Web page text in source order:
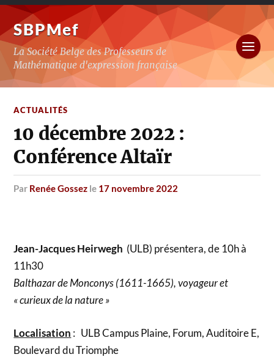
SBPMef
La Société Belge des Professeurs de
Mathématique d'expression française
ACTUALITÉS
10 décembre 2022 :
Conférence Altaïr
par Renée Gossez le 17 novembre 2022
Jean-Jacques Heirwegh (ULB) présentera, de 10h à
11h30
Balthazar de Monconys (1611-1665), voyageur et
« curieux de la nature »
Localisation : ULB Campus Plaine, Forum, Auditoire E,
Boulevard du Triomphe